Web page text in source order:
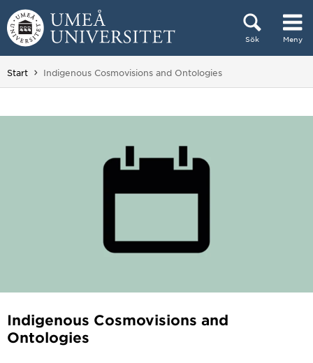
Hoppa direkt till innehållet
Sök Meny
Huvudmenyn dold.
Start Du är här:
Indigenous Cosmovisions and Ontologies
Indigenous Cosmovisions and
Ontologies